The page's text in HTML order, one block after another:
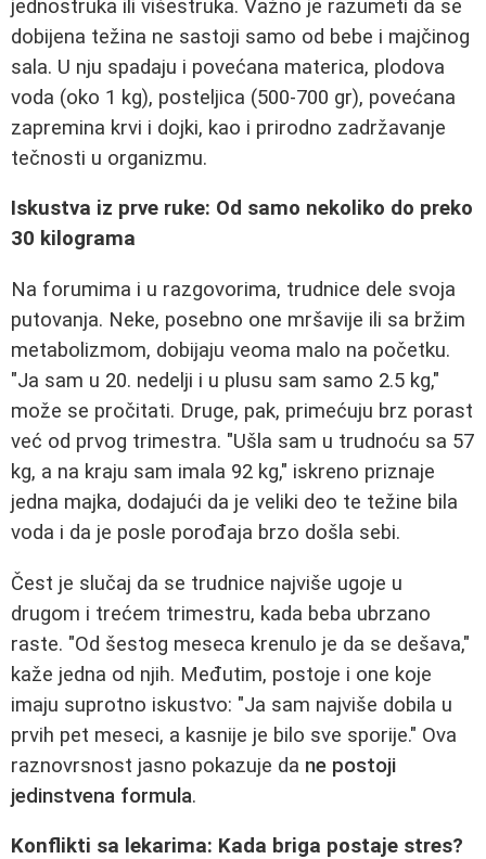
jednostruka ili višestruka. Važno je razumeti da se
dobijena težina ne sastoji samo od bebe i majčinog
sala. U nju spadaju i povećana materica, plodova
voda (oko 1 kg), posteljica (500-700 gr), povećana
zapremina krvi i dojki, kao i prirodno zadržavanje
tečnosti u organizmu.
Iskustva iz prve ruke: Od samo nekoliko do preko
30 kilograma
Na forumima i u razgovorima, trudnice dele svoja
putovanja. Neke, posebno one mršavije ili sa bržim
metabolizmom, dobijaju veoma malo na početku.
"Ja sam u 20. nedelji i u plusu sam samo 2.5 kg,"
može se pročitati. Druge, pak, primećuju brz porast
već od prvog trimestra. "Ušla sam u trudnoću sa 57
kg, a na kraju sam imala 92 kg," iskreno priznaje
jedna majka, dodajući da je veliki deo te težine bila
voda i da je posle porođaja brzo došla sebi.
Čest je slučaj da se trudnice najviše ugoje u
drugom i trećem trimestru, kada beba ubrzano
raste. "Od šestog meseca krenulo je da se dešava,"
kaže jedna od njih. Međutim, postoje i one koje
imaju suprotno iskustvo: "Ja sam najviše dobila u
prvih pet meseci, a kasnije je bilo sve sporije." Ova
raznovrsnost jasno pokazuje da ne postoji
jedinstvena formula.
Konflikti sa lekarima: Kada briga postaje stres?